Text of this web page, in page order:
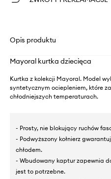
Opis produktu
Mayoral kurtka dziecięca
Kurtka z kolekcji Mayoral. Model
syntetycznym ociepleniem, które
chłodniejszych temperaturach.
- Prosty, nie blokujący ruchów
- Podwyższony kołnierz
chłodem.
- Wbudowany kaptur zapewnia
jest to potrzebne.